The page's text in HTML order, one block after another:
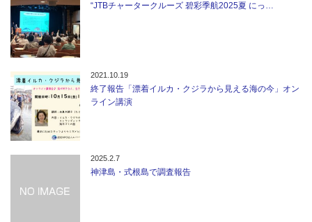
“JTBチャータークルーズ 碧彩季航2025夏 にっ…
2021.10.19
終了報告「漂着イルカ・クジラから見える海の今」オン
ライン講演
2025.2.7
神津島・式根島で調査報告